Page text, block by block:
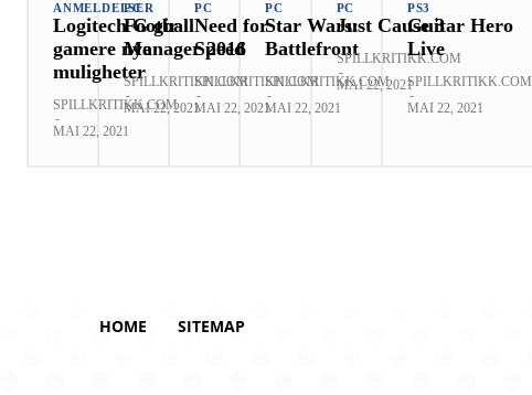
ANMELDELSER
Logitech G gir
gamere nye
muligheter
SPILLKRITIKK.COM
-
MAI 22, 2021
PC
Football
Manager 2016
SPILLKRITIKK.COM
-
MAI 22, 2021
PC
Need for
Speed
SPILLKRITIKK.COM
-
MAI 22, 2021
PC
Star Wars:
Battlefront
SPILLKRITIKK.COM
-
MAI 22, 2021
PC
Just Cause 3
SPILLKRITIKK.COM
-
MAI 22, 2021
PS3
Guitar Hero
Live
SPILLKRITIKK.COM
-
MAI 22, 2021
HOME SITEMAP